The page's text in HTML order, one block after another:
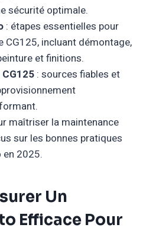
sécurité optimale.
: étapes essentielles pour
CG125, incluant démontage,
et finitions.
: sources fiables et
maîtriser la maintenance
sur les bonnes pratiques
2025.
Un
Efficace Pour